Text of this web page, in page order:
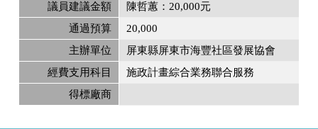
議員建議金額
陳哲蕙：20,000元
通過預算
20,000
主辦單位
屏東縣屏東市海豐社區發展協會
經費支用科目
施政計畫綜合業務聯合服務
得標廠商